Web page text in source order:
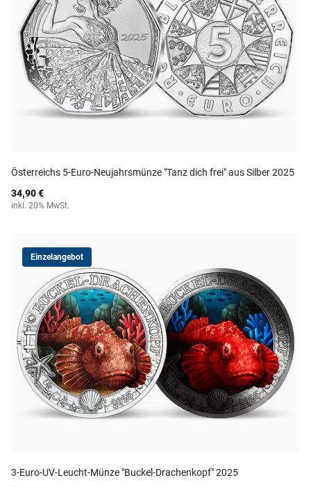
Österreichs 5-Euro-Neujahrsmünze "Tanz dich frei" aus Silber 2025
34,90 €
inkl. 20% MwSt.
Einzelangebot
3-Euro-UV-Leucht-Münze "Buckel-Drachenkopf" 2025